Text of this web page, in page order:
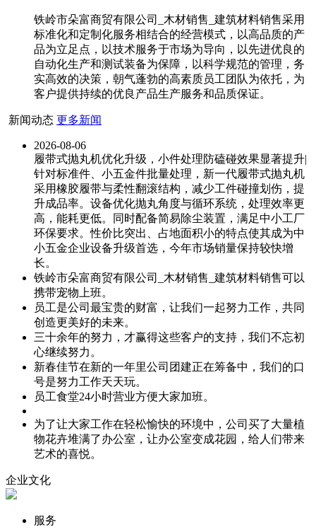
铁岭市朵富商贸有限公司_木材销售_建筑材料销售采用
标准化和定制化服务相结合的经营模式，以高品质的产
品为立足点，以技术服务于市场为导向，以先进优良的
自动化生产和测试装备为保障，以科学规范的管理，务
实高效的决策，朝气蓬勃的高素质员工团队为依托，为
客户提供持续的优良产品生产服务和品质保证。
新闻动态 更多新闻
2026-08-06
履带式抛丸机优化升级，小件处理防磕碰效果显著提升|
针对标准件、小五金件批量处理，新一代履带式抛丸机
采用橡胶履带与柔性翻滚结构，减少工件碰撞划伤，提
升成品率。设备优化抛丸角度与循环系统，处理效率更
高，能耗更低。同时配备简易除尘装置，满足中小工厂
环保要求。性价比突出、占地面积小的特点使其成为中
小五金企业设备升级首选，今年市场销量保持较快增
长。
铁岭市朵富商贸有限公司_木材销售_建筑材料销售可以
携带宠物上班。
员工是公司最宝贵的财富，让我们一起努力工作，共同
创造更美好的未来。
三十余年的努力，才赢得这些客户的支持，我们不忘初
心继续努力。
新春佳节在新的一年里公司团建正在筹备中，我们的口
号是努力工作天天玩。
员工食堂24小时营业方便大家加班。
为了让大家工作在轻松愉快的环境中，公司买了大量植
物花卉堆满了办公室，让办公室变成花园，给人们带来
艺术的喜悦。
企业文化
服务